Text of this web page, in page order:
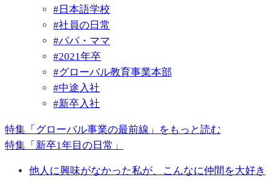
# 日本語学校
#社員の日常
#パパ・ママ
#2021年卒
#グローバル教育事業本部
#中途入社
#新卒入社
特集「グローバル事業の最前線」をもっと読む
特集「新卒1年目の日常」
他人に興味がなかった私が、こんなに仲間を大好き